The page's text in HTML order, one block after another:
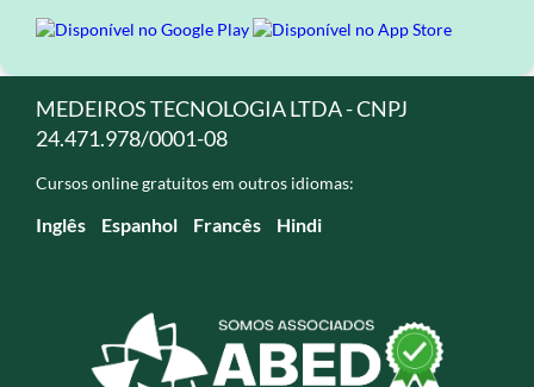
MEDEIROS TECNOLOGIA LTDA - CNPJ
24.471.978/0001-08
Cursos online gratuitos em outros idiomas:
Inglês Espanhol Francês Hindi